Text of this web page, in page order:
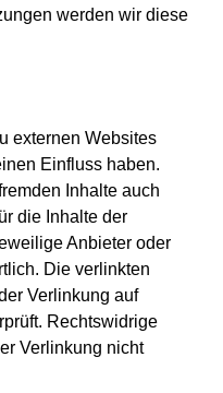
werden wir diese
externen Websites
Einfluss haben.
Inhalte auch
die Inhalte der
Anbieter oder
Die verlinkten
Verlinkung auf
Rechtswidrige
Verlinkung nicht